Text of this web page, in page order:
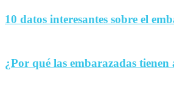
10 datos interesantes sobre el
¿Por qué las embarazadas tienen